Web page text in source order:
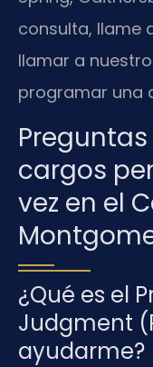
consulta, llame
llamar a
programar una
cargos
vez en el
¿Qué es el
Judgment
ayudarme?